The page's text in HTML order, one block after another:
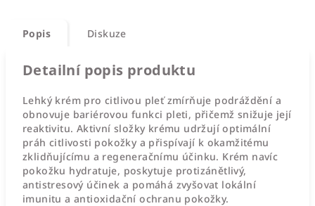
Popis Diskuze
Detailní popis produktu
Lehký krém pro citlivou pleť zmírňuje podráždění a
obnovuje bariérovou funkci pleti, přičemž snižuje její
reaktivitu. Aktivní složky krému udržují optimální
práh citlivosti pokožky a přispívají k okamžitému
zklidňujícímu a regeneračnímu účinku. Krém navíc
pokožku hydratuje, poskytuje protizánětlivý,
antistresový účinek a pomáhá zvyšovat lokální
imunitu a antioxidační ochranu pokožky.